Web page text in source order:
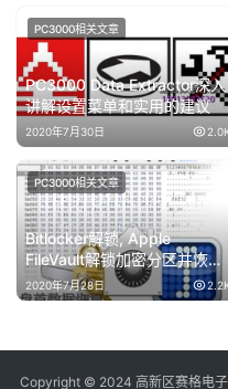
PC3000 Data Extractor深入
讲解设置菜单和实用的建议
2020年7月30日
Bitlocker解锁, Apple
FileVault解锁加密分区并恢复
数据
2020年7月28日
PC3000相关文章
Copyright © 2024 高新区赛格电